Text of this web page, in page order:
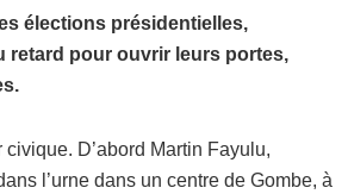
élections présidentielles,
retard pour ouvrir leurs portes,
D’abord Martin Fayulu,
l’urne dans un centre de Gombe, à